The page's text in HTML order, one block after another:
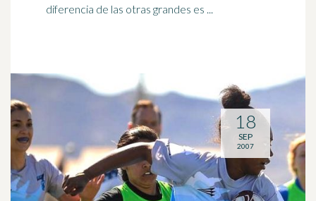
diferencia de las otras grandes es ...
18
SEP
2007